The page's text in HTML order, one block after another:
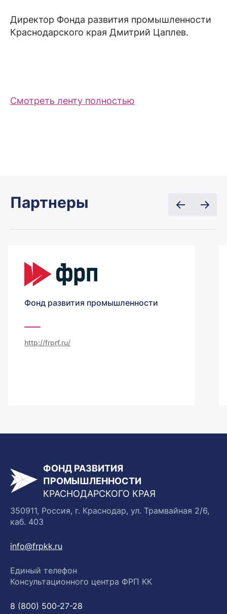
Директор Фонда развития промышленности
Краснодарского края Дмитрий Цаплев.
Смотреть ленту полностью
Партнеры
Фонд развития промышленности
http://frprf.ru/
ФОНД РАЗВИТИЯ
ПРОМЫШЛЕННОСТИ
КРАСНОДАРСКОГО КРАЯ
350911, Россия, г. Краснодар, ул. Трамвайная 2/6,
каб. 403
info@frpkk.ru
Единый телефон
Консультационного центра ФРП КК
8 (800) 500-27-28